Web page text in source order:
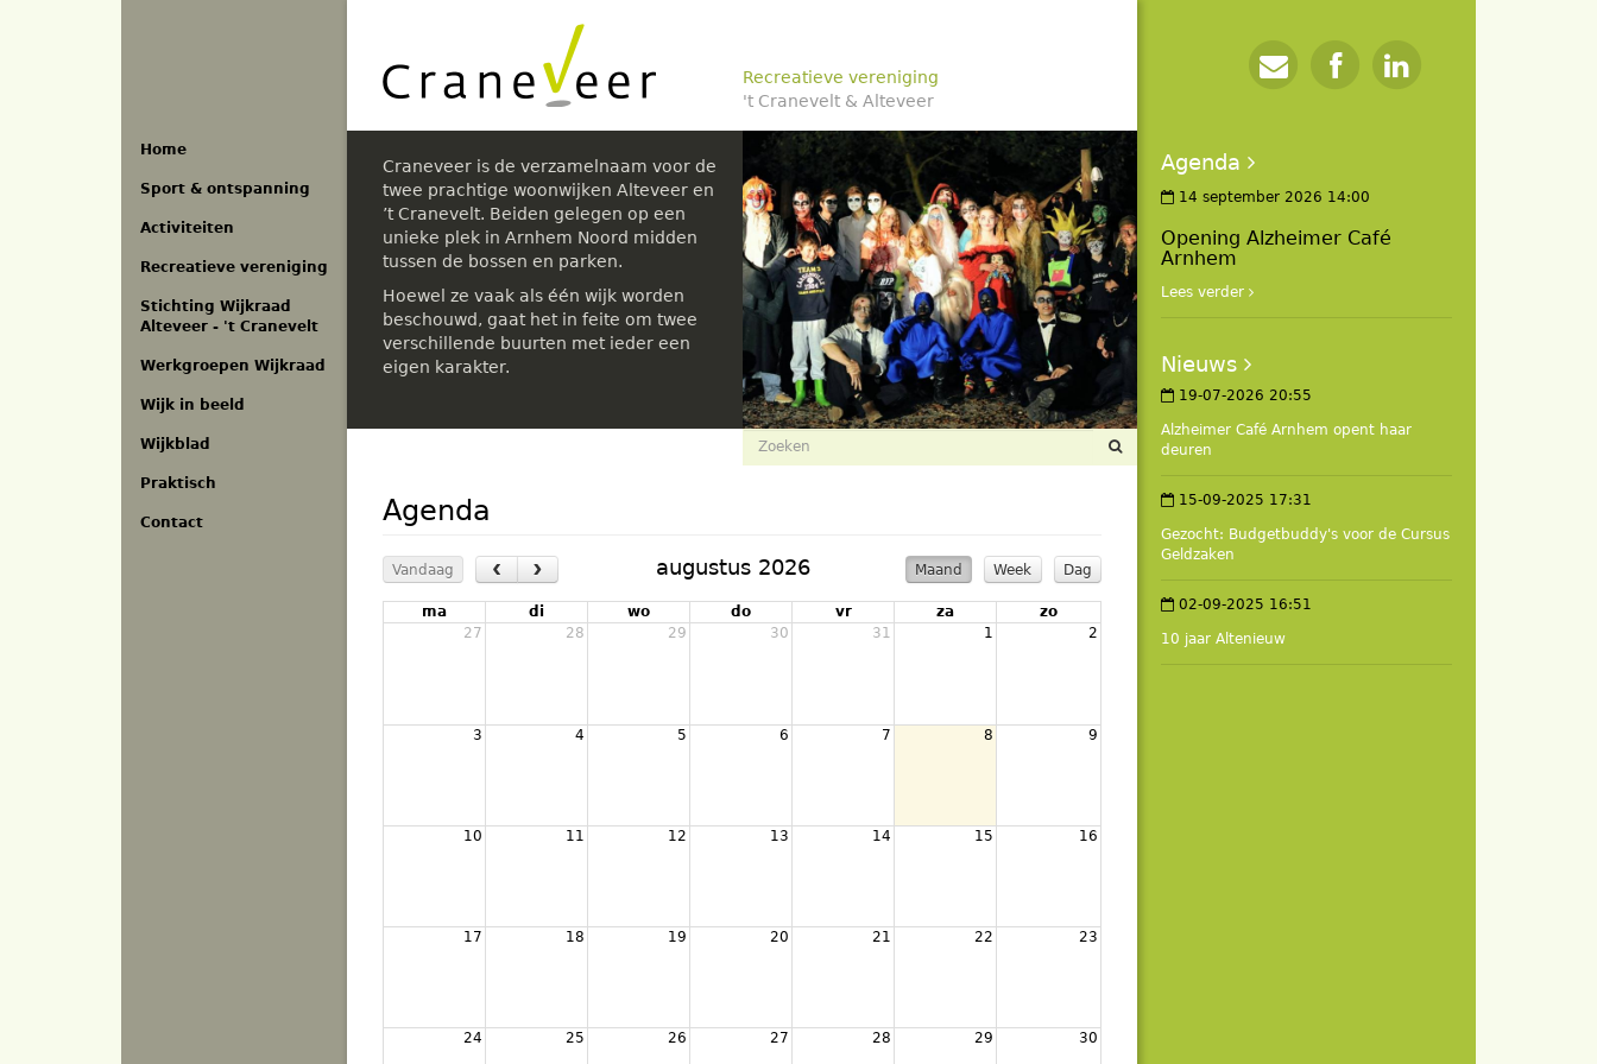
Home
Sport & ontspanning
Activiteiten
Recreatieve vereniging
Stichting Wijkraad
Alteveer - 't Cranevelt
Werkgroepen Wijkraad
Wijk in beeld
Wijkblad
Praktisch
Contact
Recreatieve vereniging
't Cranevelt & Alteveer
Craneveer is de verzamelnaam voor de
twee prachtige woonwijken Alteveer en
’t Cranevelt. Beiden gelegen op een
unieke plek in Arnhem Noord midden
tussen de bossen en parken.
Hoewel ze vaak als één wijk worden
beschouwd, gaat het in feite om twee
verschillende buurten met ieder een
eigen karakter.
Zoekveld
Agenda
Vandaag ‹ › augustus 2026 Maand Week Dag
ma di wo do vr za
zo
27
28 29 30 31 1 2
3 4 5 6 7 8 9
10 11 12 13 14 15 16
17 18 19 20 21 22 23
24 25 26 27 28 29 30
Agenda
14 september 2026 14:00
Opening Alzheimer Café
Arnhem
Lees verder
Nieuws
19-07-2026 20:55
Alzheimer Café Arnhem opent haar
deuren
15-09-2025 17:31
Gezocht: Budgetbuddy's voor de Cursus
Geldzaken
02-09-2025 16:51
10 jaar Altenieuw